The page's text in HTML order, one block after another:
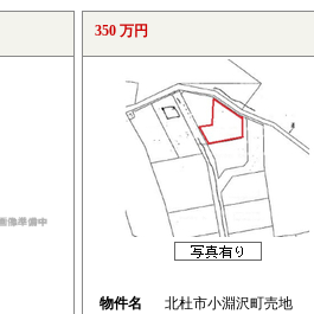
350 万円
物件名 北杜市小淵沢町売地